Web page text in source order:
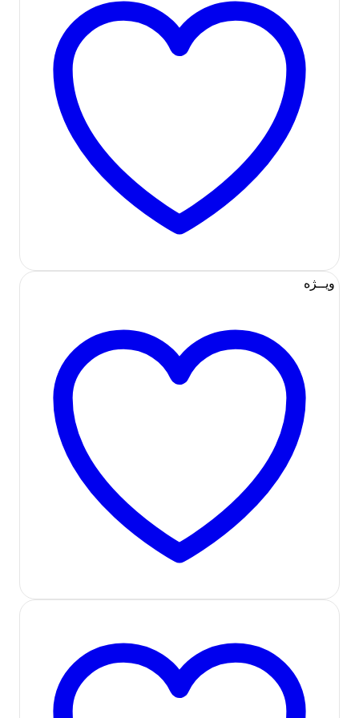
افزودن به لیست علاقه مندی ها
ویــژه
افزودن به لیست علاقه مندی ها
در انبار موجود نمی باشد